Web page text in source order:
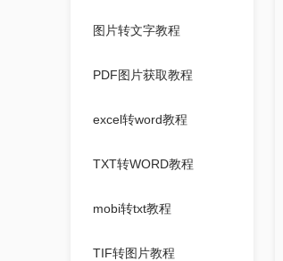
图片转文字教程
PDF图片获取教程
excel转word教程
TXT转WORD教程
mobi转txt教程
TIF转图片教程